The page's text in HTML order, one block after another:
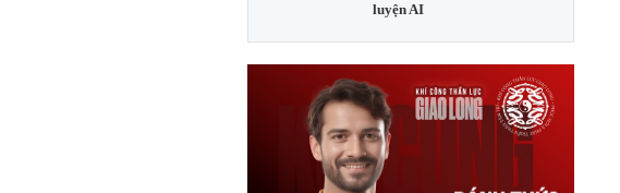
luyện AI